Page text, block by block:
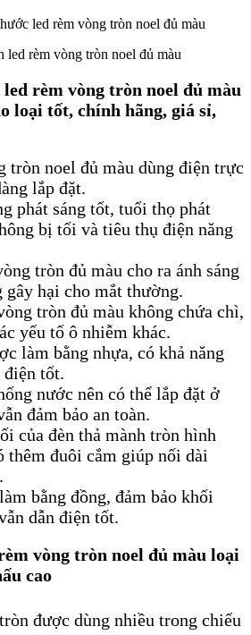
rèm vòng tròn noel đủ màu
loại tốt, chính hãng, giá sỉ,
tròn noel đủ màu dùng điện trực
lắp đặt.
phát sáng tốt, tuổi thọ phát
bị tối và tiêu thụ điện năng
tròn đủ màu cho ra ánh sáng
gây hại cho mắt thường.
tròn đủ màu không chứa chì,
yếu tố ô nhiễm khác.
làm bằng nhựa, có khả năng
điện tốt.
nước nên có thể lắp đặt ở
đảm bảo an toàn.
của đèn thả mành tròn hình
thêm đuôi cắm giúp nối dài
bằng đồng, đảm bảo khối
dẫn điện tốt.
vòng tròn noel đủ màu loại
cao
được dùng nhiều trong chiếu